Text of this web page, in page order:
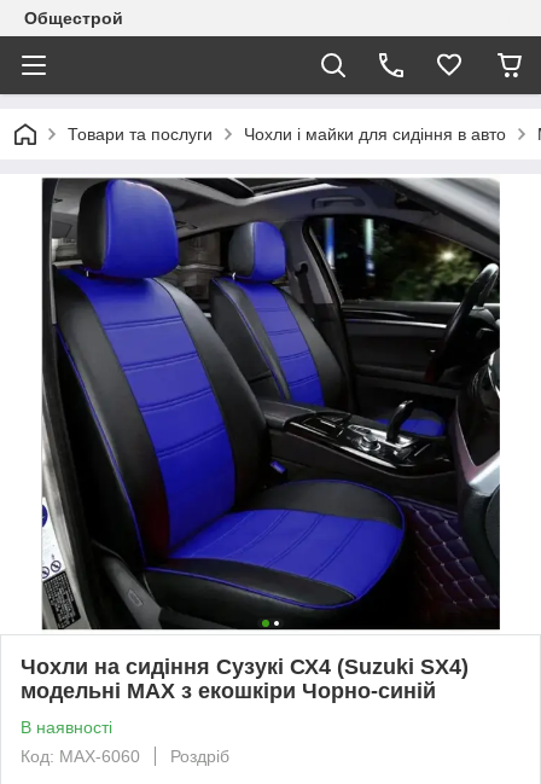
Общестрой
Товари та послуги Чохли і майки для сидіння в авто
Чохли на сидіння Сузукі СХ4 (Suzuki SX4)
модельні MAX з екошкіри Чорно-синій
В наявності
Код: MAX-6060
Роздріб